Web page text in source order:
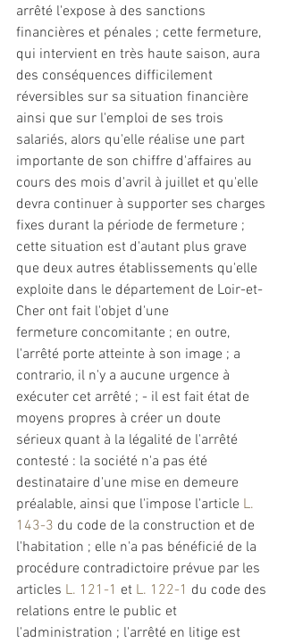
arrêté l'expose à des sanctions
financières et pénales ; cette fermeture,
qui intervient en très haute saison, aura
des conséquences difficilement
réversibles sur sa situation financière
ainsi que sur l'emploi de ses trois
salariés, alors qu'elle réalise une part
importante de son chiffre d'affaires au
cours des mois d'avril à juillet et qu'elle
devra continuer à supporter ses charges
fixes durant la période de fermeture ;
cette situation est d'autant plus grave
que deux autres établissements qu'elle
exploite dans le département de Loir-et-
Cher ont fait l'objet d'une
fermeture concomitante ; en outre,
l'arrêté porte atteinte à son image ; a
contrario, il n'y a aucune urgence à
exécuter cet arrêté ; - il est fait état de
moyens propres à créer un doute
sérieux quant à la légalité de l'arrêté
contesté : la société n'a pas été
destinataire d'une mise en demeure
préalable, ainsi que l'impose l'article L.
143-3 du code de la construction et de
l'habitation ; elle n'a pas bénéficié de la
procédure contradictoire prévue par les
articles L. 121-1 et L. 122-1 du code des
relations entre le public et
l'administration ; l'arrêté en litige est